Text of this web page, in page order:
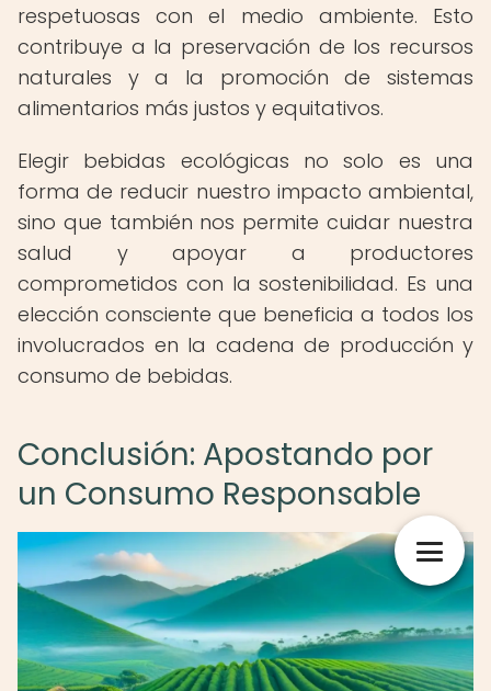
respetuosas con el medio ambiente. Esto
contribuye a la preservación de los recursos
naturales y a la promoción de sistemas
alimentarios más justos y equitativos.
Elegir bebidas ecológicas no solo es una
forma de reducir nuestro impacto ambiental,
sino que también nos permite cuidar nuestra
salud y apoyar a productores
comprometidos con la sostenibilidad. Es una
elección consciente que beneficia a todos los
involucrados en la cadena de producción y
consumo de bebidas.
Conclusión: Apostando por
un Consumo Responsable